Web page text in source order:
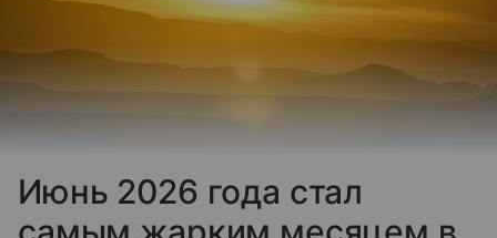
Июнь 2026 года стал